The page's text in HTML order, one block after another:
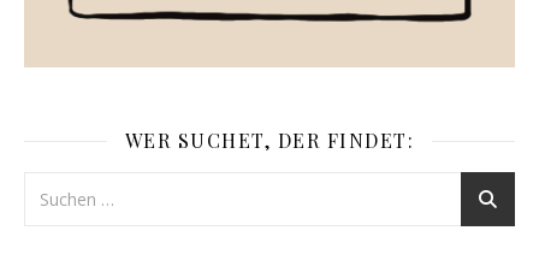
WER SUCHET, DER FINDET: